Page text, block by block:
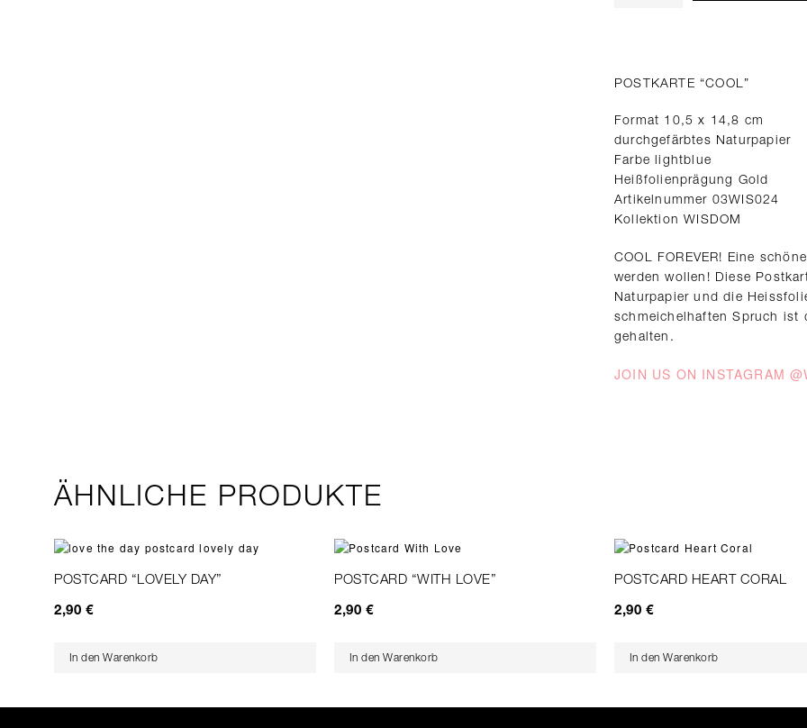
POSTKARTE “COOL”
Format 10,5 x 14,8 cm
durchgefärbtes Naturpapier
Farbe lightblue
Heißfolienprägung Gold
Artikelnummer 03WIS024
Kollektion WISDOM
COOL FOREVER! Eine
werden wollen! Diese
Naturpapier und die
schmeichelhaften Spruch ist
gehalten.
JOIN US ON INSTAGRAM
ÄHNLICHE PRODUKTE
POSTCARD “LOVELY DAY”
2,90 €
In den Warenkorb
POSTCARD “WITH LOVE”
2,90 €
In den Warenkorb
POSTCARD HEART CORAL
2,90 €
In den Warenkorb